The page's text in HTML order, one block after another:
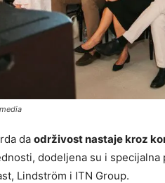
da održivost nastaje kroz
dodeljena su i specijalna
Lindström i ITN Group.